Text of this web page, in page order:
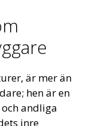
är mer än
hen är en
andliga
inre